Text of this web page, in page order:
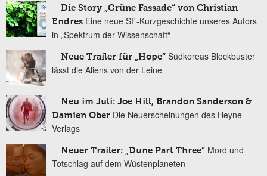
Die Story „Grüne Fassade“ von Christian
Endres Eine neue SF-Kurzgeschichte unseres Autors
in „Spektrum der Wissenschaft“
Neue Trailer für „Hope“ Südkoreas Blockbuster
lässt die Aliens von der Leine
Neu im Juli: Joe Hill, Brandon Sanderson &
Damien Ober Die Neuerscheinungen des Heyne
Verlags
Neuer Trailer: „Dune Part Three“ Mord und
Totschlag auf dem Wüstenplaneten